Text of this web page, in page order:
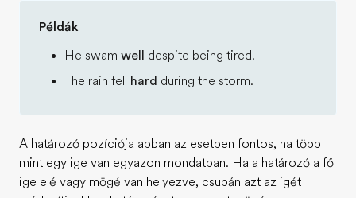
Példák
He swam well
despite being tired.
The rain fell
hard during the storm.
A határozó pozíciója abban az esetben fontos, ha több
mint egy ige van egyazon mondatban. Ha a határozó a fő
ige elé vagy mögé van helyezve, csupán azt az igét